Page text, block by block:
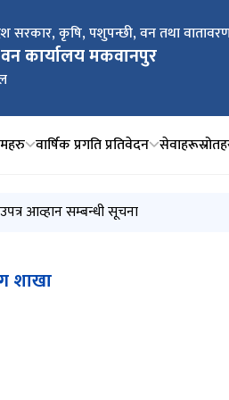
सरकार, कृषि, पशुपन्छी, वन तथा
कार्यालय मकवानपुर
वार्षिक प्रगति प्रतिवेदन सेवाहरू
सवारीसाधन खरिद सम्बन्धी
आव्हान सम्बन्धी सूचना
२०८२
हरित उद्यमको लागि ऋण प्रवाह मार्फत
सम्बन्धी सूचना
शाखा